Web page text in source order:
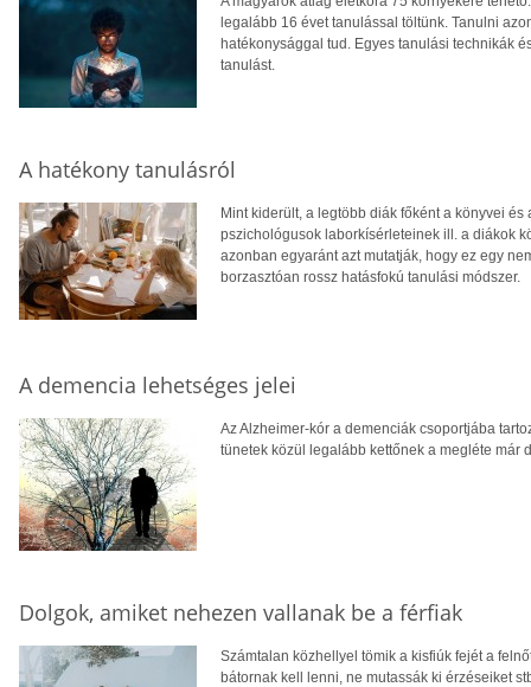
legalább 16 évet tanulással töltünk. Tanulni
hatékonysággal tud. Egyes tanulási technikák
tanulást.
A hatékony tanulásról
Mint kiderült, a legtöbb diák főként a könyvei
pszichológusok laborkísérleteinek ill. a diákok
azonban egyaránt azt mutatják, hogy ez egy
borzasztóan rossz hatásfokú tanulási módszer.
A demencia lehetséges jelei
Az Alzheimer-kór a demenciák csoportjába
tünetek közül legalább kettőnek a megléte már
Dolgok, amiket nehezen vallanak be a férfiak
Számtalan közhellyel tömik a kisfiúk fejét a
bátornak kell lenni, ne mutassák ki érzéseiket